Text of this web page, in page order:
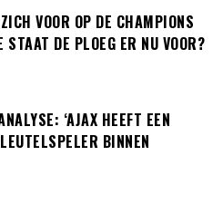
VOOR OP DE CHAMPIONS
STAAT DE PLOEG ER NU VOOR?
‘AJAX HEEFT EEN
BINNEN